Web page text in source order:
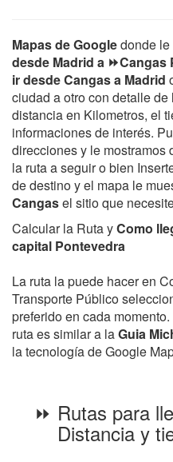
Mapas de Googledonde
desde Madrid a ⏩Cangas
ir desde Cangas a Madrid
ciudad a otro con detalle
distancia en Kilometros, el
informaciones de interés.
direcciones y le mostramos
la ruta a seguir o bien
de destino y el mapa le
Cangasel sitio que
Calcular la Ruta yComo
capital Pontevedra
La ruta la puede hacer en
Transporte Público
preferido en cada
ruta es similar a laGuia
la tecnología de Google
⏩ Rutas para
Distancia y